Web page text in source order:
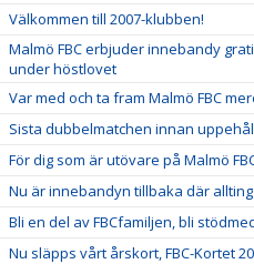
Välkommen till 2007-klubben!
Malmö FBC erbjuder innebandy
under höstlovet
Var med och ta fram Malmö FBC
Sista dubbelmatchen innan
För dig som är utövare på Malmö
Nu är innebandyn tillbaka där
Bli en del av FBCfamiljen, bli
Nu släpps vårt årskort, FBC-Kortet